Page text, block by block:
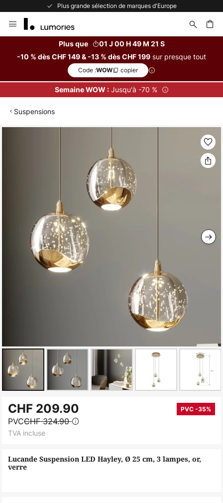
Plus grande sélection de marques d'Europe
Allez
au
Plus que
01 J 00 H 49 M 20 S
-10 % dès CHF 149 & -13 % dès CHF 199 sur presque tout
Code :WOW copier
Semaine WOW :Jusqu'à -70 %
Suspensions
to
the
beginning
the
images
Lucande Suspension LED Hayley, Ø 25 cm, 3 lampes, or,
verre
CHF 209.90 PVC -35%
PVCCHF 324.90
TVA incluse